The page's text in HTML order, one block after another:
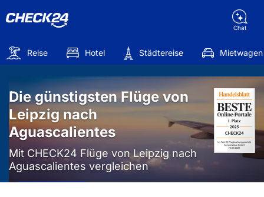
Chat
Reise Hotel Städtereise Mietwagen
Die günstigsten Flüge von
Leipzig nach
Aguascalientes
Mit CHECK24 Flüge von Leipzig nach
Aguascalientes vergleichen